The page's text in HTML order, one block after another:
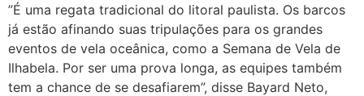
”É uma regata tradicional do litoral paulista. Os barcos
já estão afinando suas tripulações para os grandes
eventos de vela oceânica, como a Semana de Vela de
Ilhabela. Por ser uma prova longa, as equipes também
tem a chance de se desafiarem”, disse Bayard Neto,